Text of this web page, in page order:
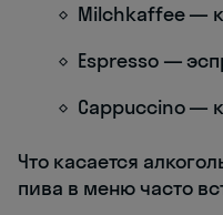
Milchkaffee —
Espresso —
Cappuccino —
Что касается
пива в меню часто